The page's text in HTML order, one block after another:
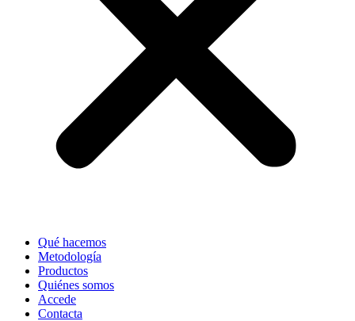
Qué hacemos
Metodología
Productos
Quiénes somos
Accede
Contacta